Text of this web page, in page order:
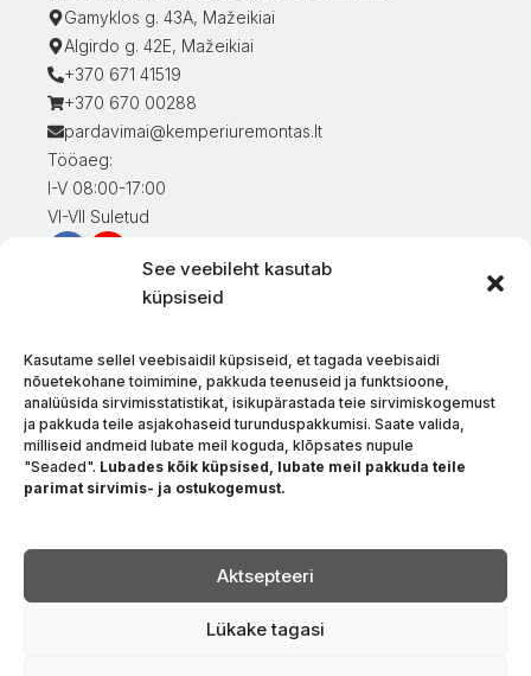
See veebileht kasutab
küpsiseid
Kasutame sellel veebisaidil küpsiseid, et tagada veebisaidi
nõuetekohane toimimine, pakkuda teenuseid ja funktsioone,
analüüsida sirvimisstatistikat, isikupärastada teie sirvimiskogemust
ja pakkuda teile asjakohaseid turunduspakkumisi. Saate valida,
milliseid andmeid lubate meil koguda, klõpsates nupule
"Seaded". Lubades kõik küpsised, lubate meil pakkuda teile
parimat sirvimis- ja ostukogemust.
Aktsepteeri
Lükake tagasi
Gamyklos g. 43A, Mažeikiai
Algirdo g. 42E, Mažeikiai
+370 671 41519
+370 670 00288
pardavimai@kemperiuremontas.lt
Tööaeg:
I-V 08:00-17:00
VI-VII Suletud
Teave klientidele
Kaupade tarnimine
Kaupade tagastamine
Tingimused ja eeskirjad
Privaatsuspoliitika
Meie kohta
Keel